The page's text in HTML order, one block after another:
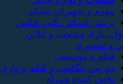
مودم و تجهیزات شبکه
پرینتر، اسکنر، کپی، فکس
بازی‌ ویدئویی و آنلاین
و تصویری
فیلم و موسیقی
دوربین عکاسی و فیلم برداری
پخش کننده همراه